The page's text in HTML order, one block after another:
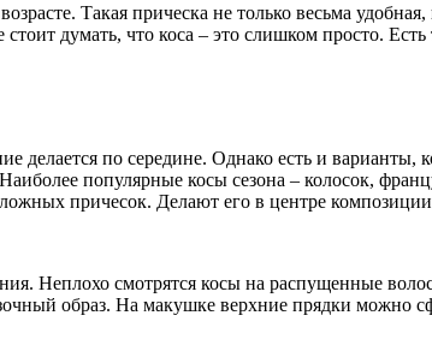
Такая прическа не только весьма
думать, что коса – это слишком просто.
по середине. Однако есть и варианты,
популярные косы сезона – колосок,
причесок. Делают его в центре
Неплохо смотрятся косы на распущенные
образ. На макушке верхние прядки можно